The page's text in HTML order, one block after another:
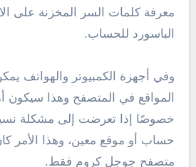
معرفة كلمات السر المخزنة على
الباسورد للحساب.
وفي أجهزة الكمبيوتر والهواتف
المواقع في المتصفح وهذا سيكون
خصوصًا إذا تعرضت إلى مشكلة
حساب أو موقع معين، وهذا الأمر
متصفح جوجل كروم فقط.